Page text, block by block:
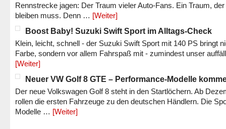
Rennstrecke jagen: Der Traum vieler Auto-Fans. Ein Traum,
bleiben muss. Denn … [Weiter]
Boost Baby! Suzuki Swift Sport im Alltags-Check
Klein, leicht, schnell - der Suzuki Swift Sport mit 140 PS bringt
Farbe, sondern vor allem Fahrspaß mit - zumindest unser
[Weiter]
Neuer VW Golf 8 GTE – Performance-Modelle
Der neue Volkswagen Golf 8 steht in den Startlöchern. Ab
rollen die ersten Fahrzeuge zu den deutschen Händlern. Die
Modelle … [Weiter]